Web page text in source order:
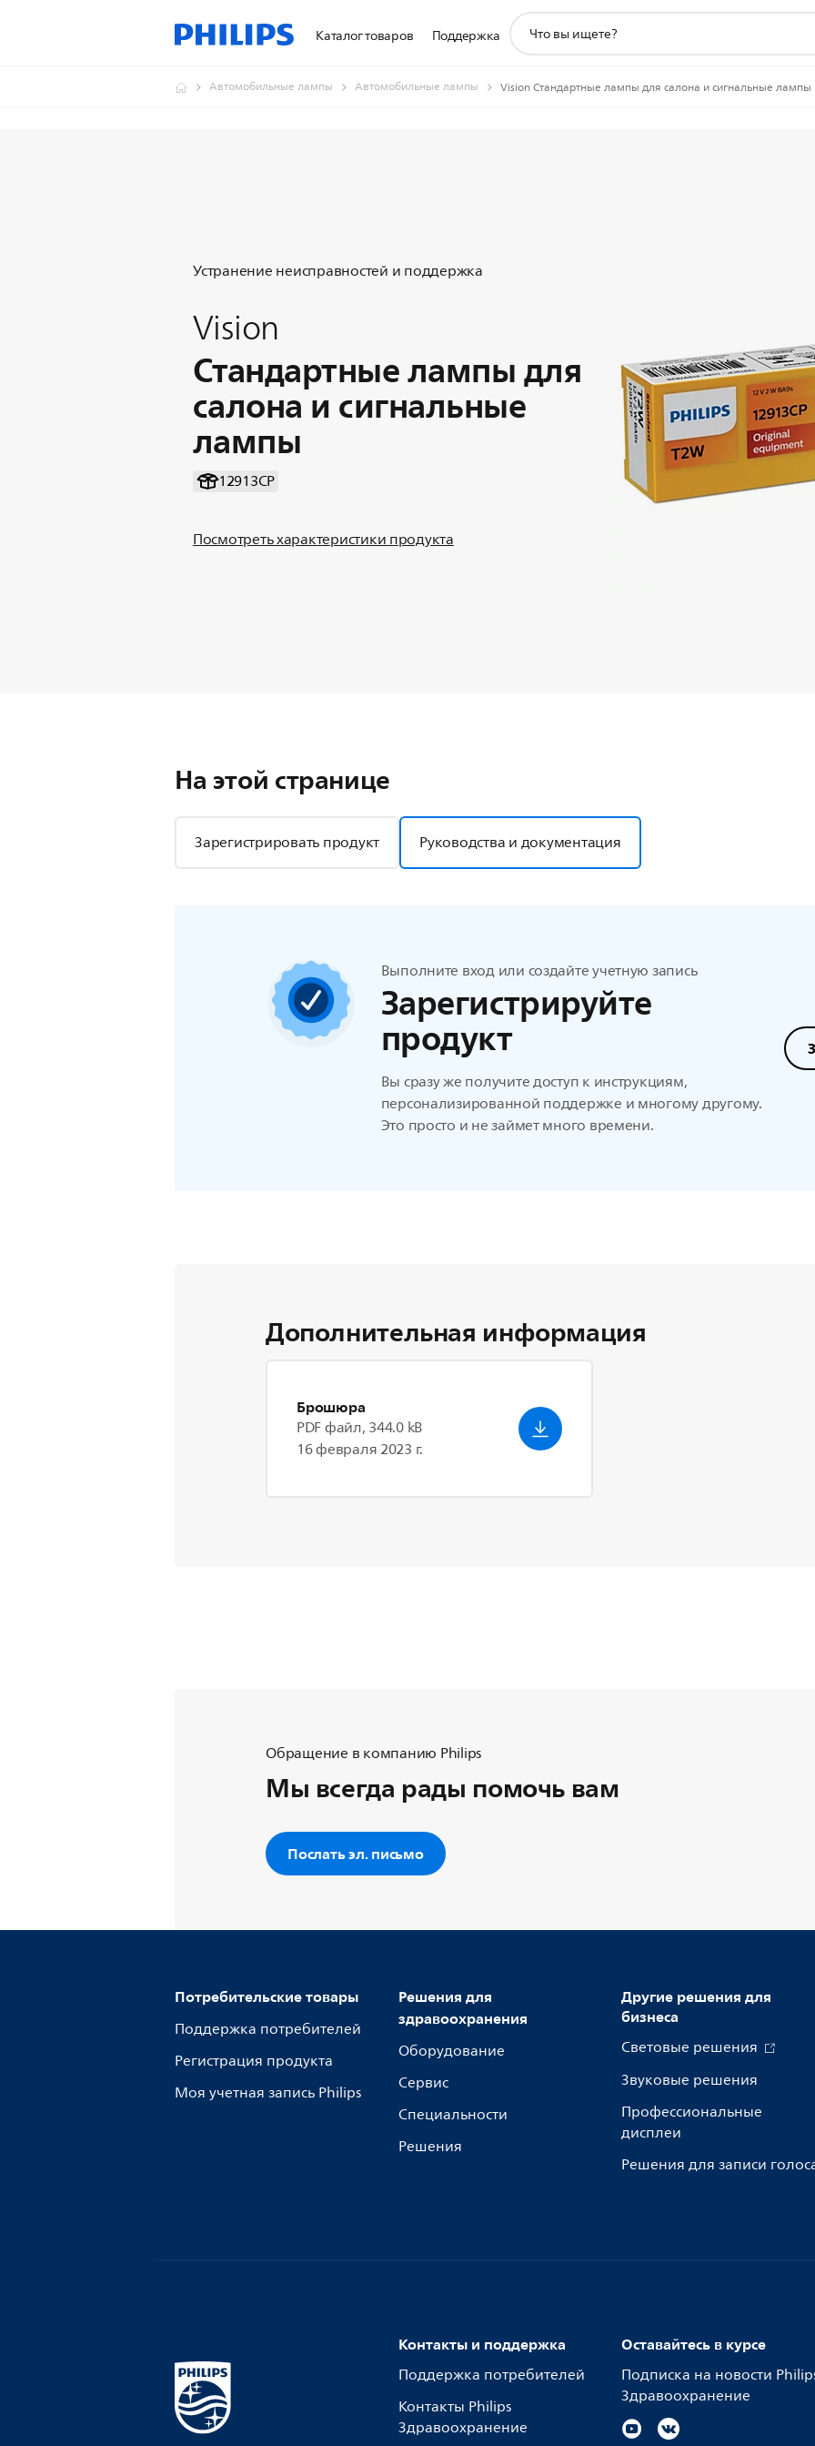
Каталог товаров Поддержка
поддержки
Автомобильные лампы Автомобильные лампы Vision Стандартные лампы для салона и сигнальные лампы
Устранение неисправностей и поддержка
Vision
Стандартные лампы для
салона и сигнальные
лампы
12913CP
Посмотреть характеристики продукта
На этой странице
Зарегистрировать продукт Руководства и документация
Выполните вход или создайте учетную запись
Зарегистрируйте
продукт
Вы сразу же получите доступ к инструкциям,
персонализированной поддержке и многому другому.
Это просто и не займет много времени.
Дополнительная информация
Брошюра
PDF файл, 344.0 kB
16 февраля 2023 г.
Обращение в компанию Philips
Мы всегда рады помочь вам
Послать эл. письмо
Потребительские товары
Поддержка потребителей
Регистрация продукта
Моя учетная запись Philips
Решения для
здравоохранения
Оборудование
Сервис
Специальности
Решения
Другие решения для
бизнеса
Световые решения
Звуковые решения
Профессиональные
дисплеи
Решения для записи
Контакты и поддержка
Поддержка потребителей
Контакты Philips
Здравоохранение
Оставайтесь в курсе
Подписка на новости
Здравоохранение